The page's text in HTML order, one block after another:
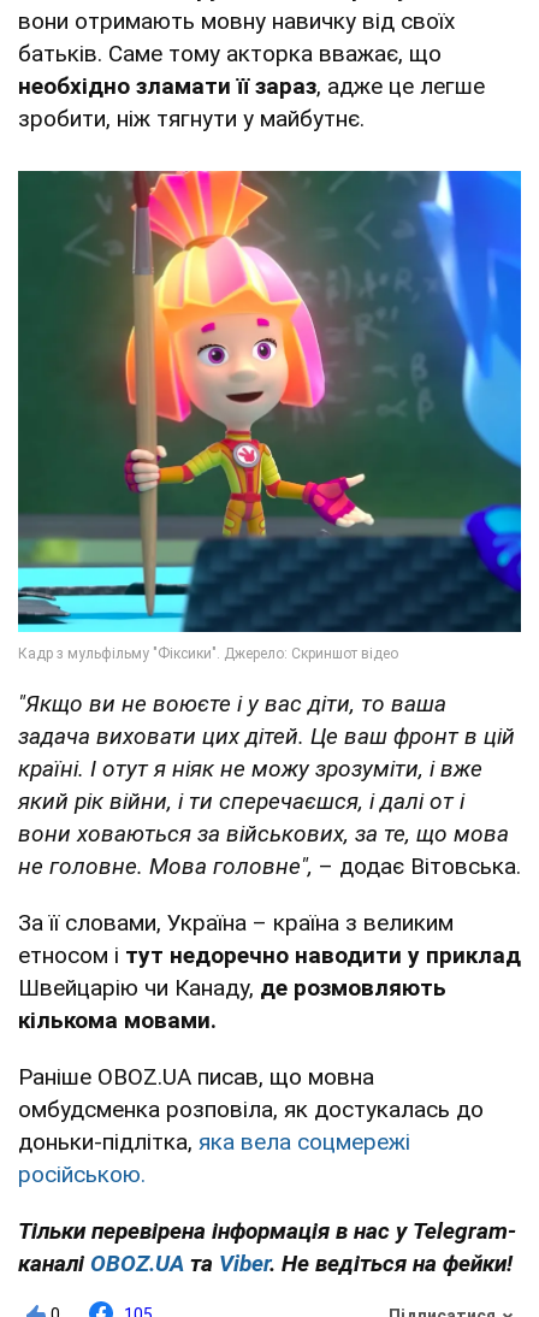
вони отримають мовну навичку від своїх
батьків. Саме тому акторка вважає, що
необхідно зламати її зараз, адже це легше
зробити, ніж тягнути у майбутнє.
"Якщо ви не воюєте і у вас діти, то ваша
задача виховати цих дітей. Це ваш фронт в цій
країні. І отут я ніяк не можу зрозуміти, і вже
який рік війни, і ти сперечаєшся, і далі от і
вони ховаються за військових, за те, що мова
не головне. Мова головне", – додає Вітовська.
За її словами, Україна – країна з великим
етносом і тут недоречно наводити у приклад
Швейцарію чи Канаду, де розмовляють
кількома мовами.
Раніше OBOZ.UA писав, що мовна
омбудсменка розповіла, як достукалась до
доньки-підлітка, яка вела соцмережі
російською.
Тільки перевірена інформація в нас у Telegram-
каналі OBOZ.UA та Viber. Не ведіться на фейки!